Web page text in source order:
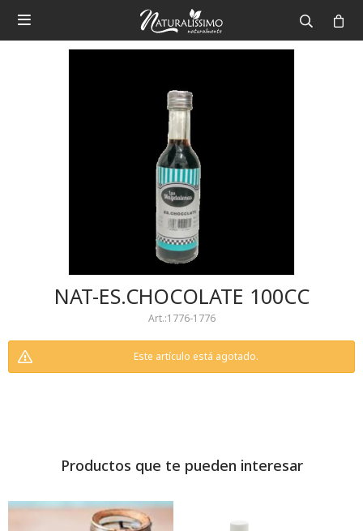

NAT-ES.CHOCOLATE 100CC
1776-1776
Este artículo está agotado.
Productos que te pueden interesar